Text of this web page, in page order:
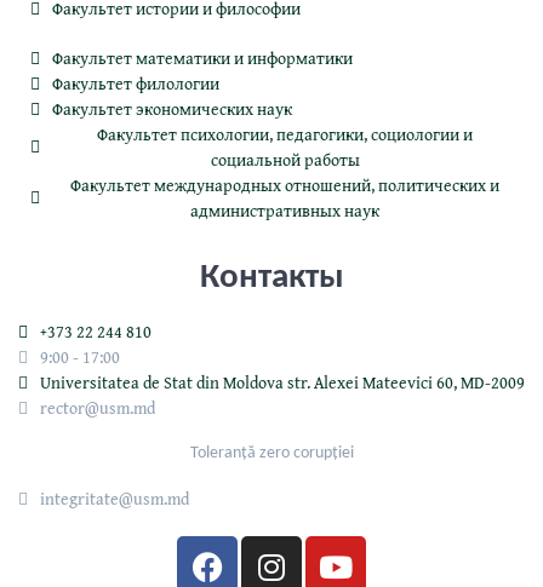
Факультет истории и философии
Факультет математики и информатики
Факультет филологии
Факультет экономических наук
Факультет психологии, педагогики, социологии и
социальной работы
Факультет международных отношений, политических и
административных наук
Контакты
+373 22 244 810
9:00 - 17:00
Universitatea de Stat din Moldova str. Alexei Mateevici 60, MD-2009
rector@usm.md
Toleranță zero corupției
integritate@usm.md